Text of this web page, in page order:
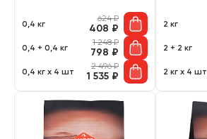
0,4 кг
624₽
408 ₽
0,4 + 0,4 кг
1 248₽
798 ₽
0,4 кг х 4 шт
2 496₽
1 535 ₽
2 кг
2 + 2 кг
2 кг х 4 шт